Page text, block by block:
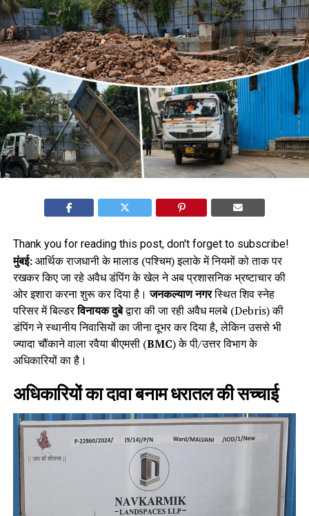
Thank you for reading this post, don't forget to subscribe!
मुंबई:आर्थिक राजधानी के मालाड (पश्चिम) इलाके में नियमों को ताक पर
रखकर किए जा रहे अवैध डंपिंग के खेल ने अब प्रशासनिक भ्रष्टाचार की
ओर इशारा करना शुरू कर दिया है।जनकल्याण नगरस्थित शिव स्नेह
परिसर में बिल्डरविनायक दुबेद्वारा की जा रही अवैध मलबे (Debris) की
डंपिंग ने स्थानीय निवासियों का जीना दूभर कर दिया है, लेकिन उससे भी
ज्यादा चौंकाने वाला रवैया बीएमसी (BMC) के पी/उत्तर विभाग के
अधिकारियों का है।
अधिकारियों का दावा बनाम धरातल की सच्चाई